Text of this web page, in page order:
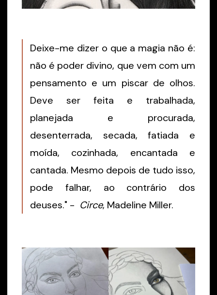
Deixe-me dizer o que a magia não é:
não é poder divino, que vem com um
pensamento e um piscar de olhos.
Deve ser feita e trabalhada,
planejada e procurada,
desenterrada, secada, fatiada e
moída, cozinhada, encantada e
cantada. Mesmo depois de tudo isso,
pode falhar, ao contrário dos
deuses." - Circe, Madeline Miller.